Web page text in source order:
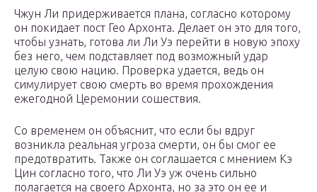
Чжун Ли придерживается плана, согласно которому
он покидает пост Гео Архонта. Делает он это для того,
чтобы узнать, готова ли Ли Уэ перейти в новую эпоху
без него, чем подставляет под возможный удар
целую свою нацию. Проверка удается, ведь он
симулирует свою смерть во время прохождения
ежегодной Церемонии сошествия.
Со временем он объяснит, что если бы вдруг
возникла реальная угроза смерти, он бы смог ее
предотвратить. Также он соглашается с мнением Кэ
Цин согласно того, что Ли Уэ уж очень сильно
полагается на своего Архонта, но за это он ее и